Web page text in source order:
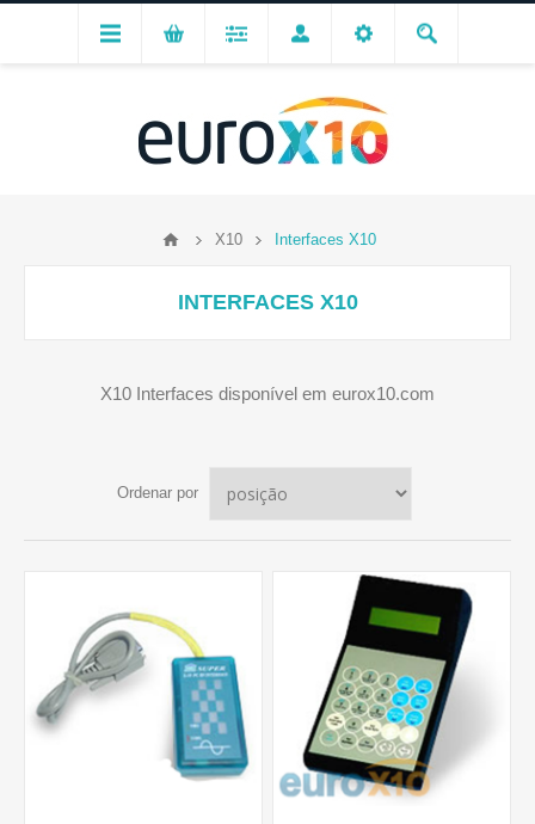
X10 Interfaces X10
INTERFACES X10
X10 Interfaces disponível em eurox10.com
Ordenar por